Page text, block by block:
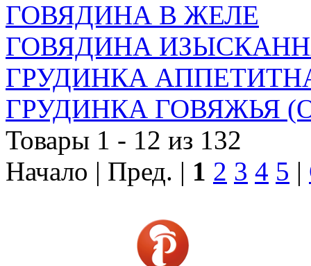
ГОВЯДИНА В ЖЕЛЕ
ГОВЯДИНА
ГРУДИНКА
ГРУДИНКА ГОВЯЖЬЯ
Товары 1 - 12 из 132
Начало | Пред. | 1 2 3 4 5 |